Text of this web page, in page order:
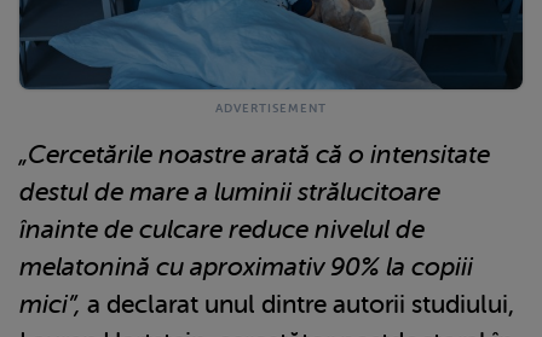
„Cercetările noastre arată că o intensitate
destul de mare a luminii strălucitoare
înainte de culcare reduce nivelul de
melatonină cu aproximativ 90% la copiii
mici”, a declarat unul dintre autorii studiului,